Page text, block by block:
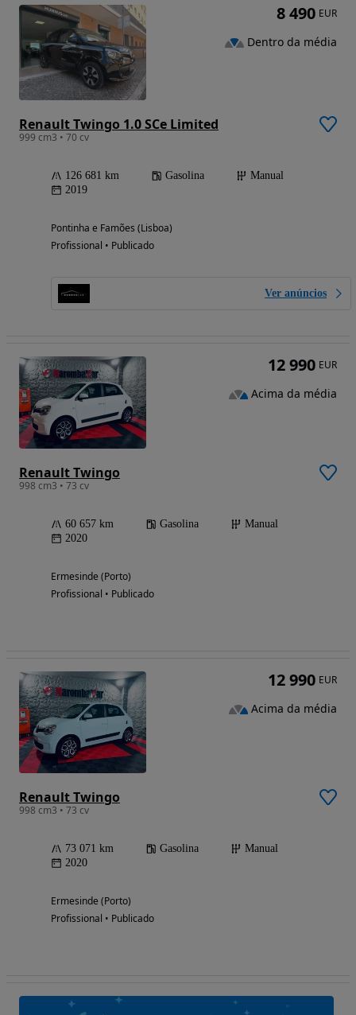
Renault Twingo 1.0 SCe Limited
999 cm3 • 70 cv
126 681 km Gasolina
Manual
2019
Pontinha e Famões (Lisboa)
Profissional • Publicado
Ver anúncios
8 490 EUR
Dentro da média
Renault Twingo
998 cm3 • 73 cv
60 657 km Gasolina
Manual
2020
Ermesinde (Porto)
Profissional • Publicado
12 990 EUR
Acima da média
Renault Twingo
998 cm3 • 73 cv
73 071 km Gasolina
Manual
2020
Ermesinde (Porto)
Profissional • Publicado
12 990 EUR
Acima da média